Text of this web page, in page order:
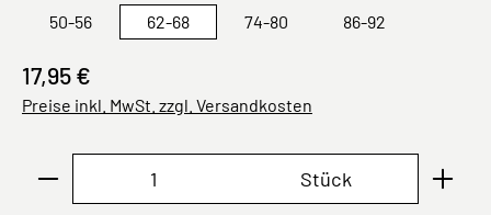
50-56 62-68 74-80 86-92
17,95 €
Preise inkl. MwSt. zzgl. Versandkosten
Produkt Anzahl: Gib den gewünschten
Stück